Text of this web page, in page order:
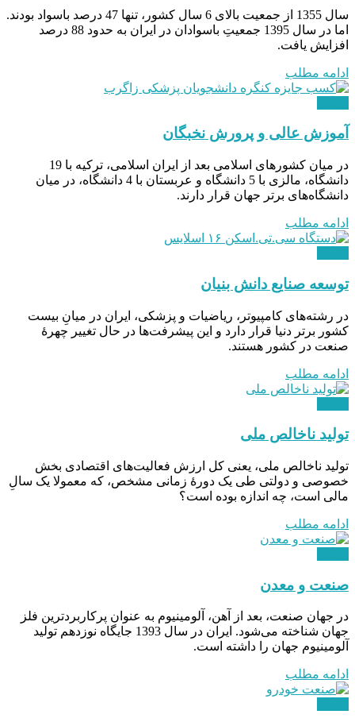
سال 1355 از جمعیت بالای 6 سال کشور، تنها 47 درصد باسواد بودند.
اما در سال 1395 جمعیتِ باسوادان در ایران به حدود 88 درصد
افزایش یافت.
ادامه مطلب
آموزش عالی و پرورش نخبگان
در میان کشورهای اسلامی بعد از ایران اسلامی، ترکیه با 19
دانشگاه، مالزی با 5 دانشگاه و عربستان با 4 دانشگاه، در میان
دانشگاه‌های برتر جهان قرار دارند.
ادامه مطلب
توسعه صنایع دانش بنیان
در رشته‌های کامپیوتر، ریاضیات و پزشکی، ایران در میانِ بیست
کشور برتر دنیا قرار دارد و این پیشرفت‌ها در حال تغییر چهرۀ
صنعت در کشور هستند.
ادامه مطلب
تولید ناخالص ملی
تولید ناخالص ملی، یعنی کل ارزش فعالیت‌های اقتصادی بخش
خصوصی و دولتی طی یک دورۀ زمانی مشخص، که معمولا یک سالِ
مالی است، چه اندازه بوده‌ است؟
ادامه مطلب
صنعت و معدن
در جهان صنعت، بعد از آهن، آلومینیوم به عنوان پرکاربردترین فلز
جهان شناخته می‌شود. ایران در سال 1393 جایگاه نوزدهم تولید
آلومینیوم جهان را داشته است.
ادامه مطلب